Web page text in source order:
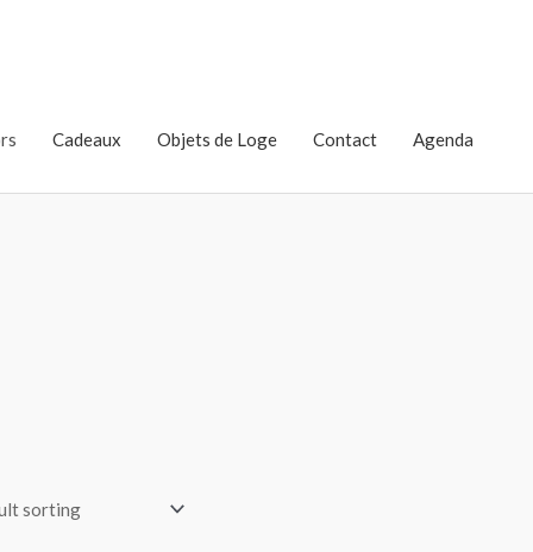
Cadeaux Objets de Loge Contact Agenda